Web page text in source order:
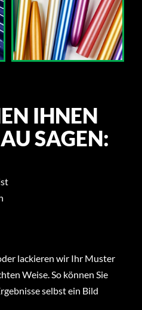
IHNEN
SAGEN:
lackieren wir Ihr Muster
Weise. So können Sie
selbst ein Bild